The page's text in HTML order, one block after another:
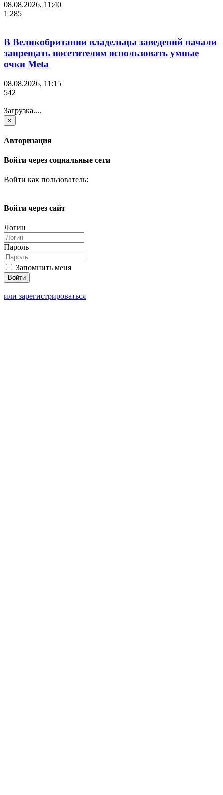
08.08.2026, 11:40
1 285
В Великобритании владельцы заведений начали
запрещать посетителям использовать умные
очки Meta
08.08.2026, 11:15
542
Загрузка....
×
Авторизация
Войти через социальные сети
Войти как пользователь:
Войти через сайт
Логин
Пароль
Запомнить меня
или зарегистрироваться